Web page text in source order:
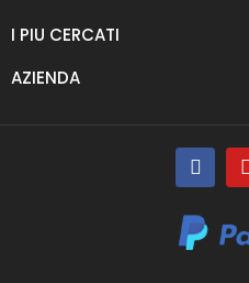
I PIU CERCATI
AZIENDA